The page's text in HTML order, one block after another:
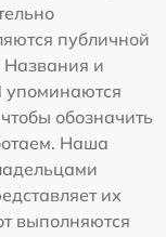
публичной
Названия и
упоминаются
обозначить
Наша
их
выполняются